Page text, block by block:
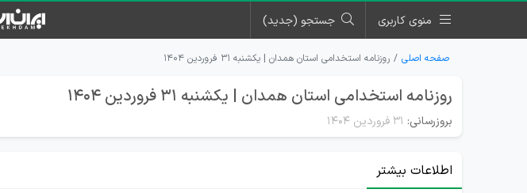
منوی کاربری جستجو (جدید)
صفحه اصلی روزنامه استخدامی استان همدان | یکشنبه ۳۱ فروردین ۱۴۰۴
روزنامه استخدامی استان همدان | یکشنبه 31 فروردین 1404
بروزرسانی: ۳۱ فروردین ۱۴۰۴
اطلاعات بیشتر